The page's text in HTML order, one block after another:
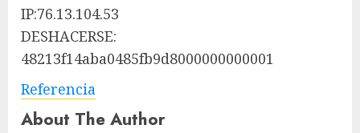
IP:76.13.104.53
DESHACERSE:
48213f14aba0485fb9d8000000000001
Referencia
About The Author